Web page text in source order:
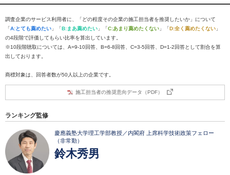
調査企業のサービス利用者に、「どの程度その企業の施工担当者を推奨したいか」について
「A:とても薦めたい 」「B:まあ薦めたい 」「C:あまり薦めたくない 」「D:全く薦めたくない 」
の4段階で評価してもらい比率を算出しています。
※10段階聴取については、A=9-10回答、B=6-8回答、C=3-5回答、D=1-2回答として割合を算
出しております。
商標対象は、回答者数が50人以上の企業です。
施工担当者の推奨意向データ（PDF）
ランキング監修
慶應義塾大学理工学部教授／内閣府 上席科学技術政策フェロー
（非常勤）
鈴木秀男